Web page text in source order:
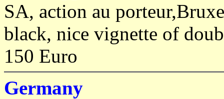
SA, action au
black, nice vignette of
150 Euro
Germany